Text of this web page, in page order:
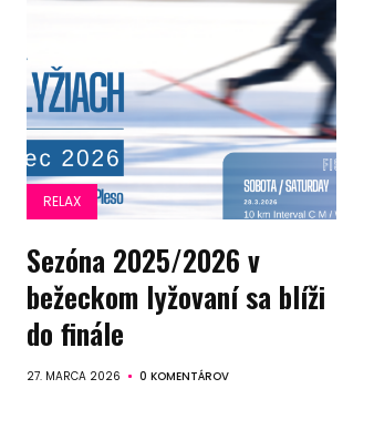
RELAX
Sezóna 2025/2026 v
bežeckom lyžovaní sa blíži
do finále
27. MARCA 2026 0 KOMENTÁROV